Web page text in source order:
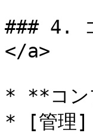
### 4.
</a>
* **コン
* [管理]